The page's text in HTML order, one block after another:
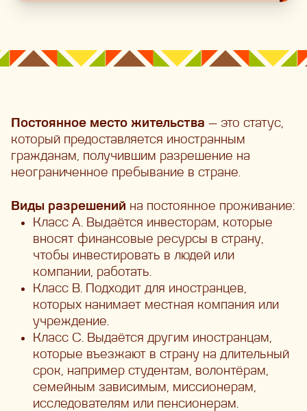
Постоянное место жительства — это статус,
который предоставляется иностранным
гражданам, получившим разрешение на
неограниченное пребывание в стране.
Виды разрешений на постоянное проживание:
Класс A. Выдаётся инвесторам, которые
вносят финансовые ресурсы в страну,
чтобы инвестировать в людей или
компании, работать.
Класс B. Подходит для иностранцев,
которых нанимает местная компания или
учреждение.
Класс C. Выдаётся другим иностранцам,
которые въезжают в страну на длительный
срок, например студентам, волонтёрам,
семейным зависимым, миссионерам,
исследователям или пенсионерам.